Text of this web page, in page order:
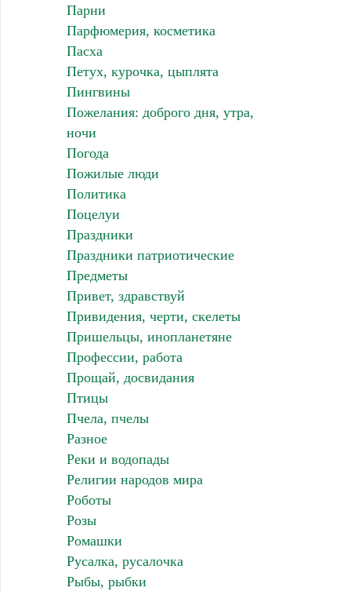
Парни
Парфюмерия, косметика
Пасха
Петух, курочка, цыплята
Пингвины
Пожелания: доброго дня, утра,
ночи
Погода
Пожилые люди
Политика
Поцелуи
Праздники
Праздники патриотические
Предметы
Привет, здравствуй
Привидения, черти, скелеты
Пришельцы, инопланетяне
Профессии, работа
Прощай, досвидания
Птицы
Пчела, пчелы
Разное
Реки и водопады
Религии народов мира
Роботы
Розы
Ромашки
Русалка, русалочка
Рыбы, рыбки